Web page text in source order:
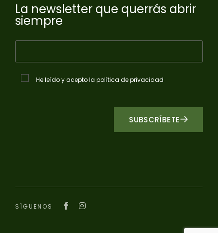
La newsletter que querrás abrir
siempre
He leído y acepto la política de privacidad
SUBSCRÍBETE
SÍGUENOS